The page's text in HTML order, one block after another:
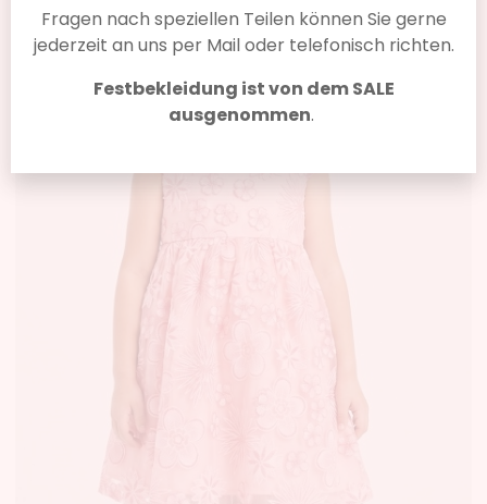
Fragen nach speziellen Teilen können Sie gerne
jederzeit an uns per Mail oder telefonisch richten.
Festbekleidung ist von dem SALE
ausgenommen.